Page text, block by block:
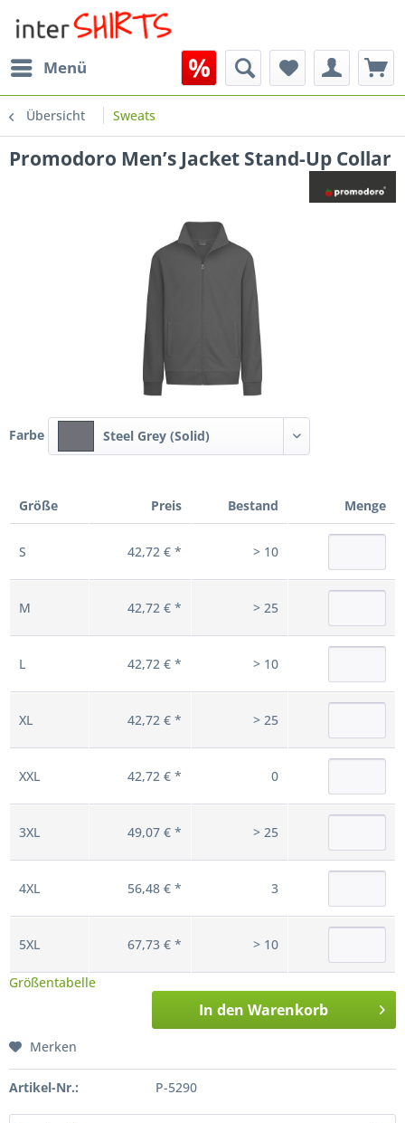
Menü
Übersicht Sweats
Promodoro Men’s Jacket Stand-Up Collar
Farbe Steel Grey (Solid)
Größe Preis Bestand Menge
S 42,72 € * > 10
M 42,72 € * > 25
L 42,72 € * > 10
XL 42,72 € * > 25
XXL 42,72 € * 0
3XL 49,07 € * > 25
4XL 56,48 € * 3
5XL 67,73 € * > 10
Größentabelle
In den Warenkorb
Merken
Artikel-Nr.: P-5290